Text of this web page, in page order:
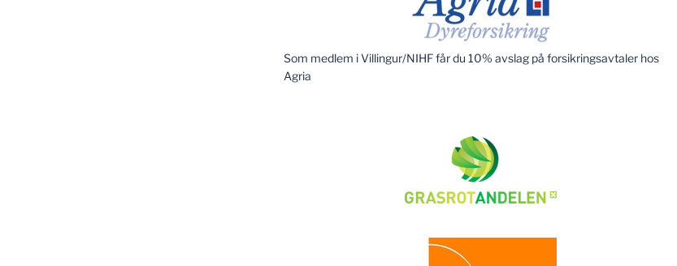
Som medlem i Villingur/NIHF får du 10% avslag på forsikringsavtaler hos
Agria